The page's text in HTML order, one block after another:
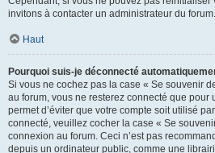
invitons à contacter un administrateur du forum.
Haut
Pourquoi suis-je déconnecté
Si vous ne cochez pas la case « Se souvenir
au forum, vous ne resterez connecté que
permet d’éviter que votre compte soit utilisé
connecté, veuillez cocher la case « Se
connexion au forum. Ceci n’est pas
depuis un ordinateur public, comme une